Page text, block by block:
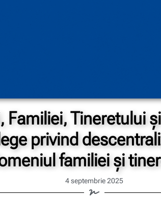
Familiei, Tineretului
privind
familiei și
4 septembrie 2025